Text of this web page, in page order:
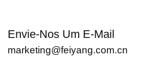
Envie-Nos Um E-Mail
marketing@feiyang.com.cn